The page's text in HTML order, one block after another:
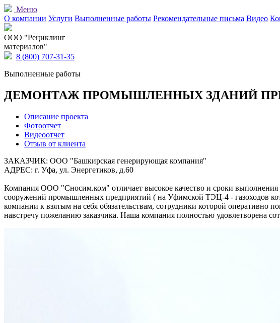
Меню
О компании Услуги Выполненные работы Рекомендательные письма Видео
OOO "Рециклинг
материалов"
8 (800) 707-31-35
Выполненные работы
ДЕМОНТАЖ ПРОМЫШЛЕННЫХ ЗДАНИЙ
Описание проекта
Фотоотчет
Видеоотчет
Отзыв от клиента
ЗАКАЗЧИК: ООО "Башкирская генерирующая компания"
АДРЕС: г. Уфа, ул. Энергетиков, д.60
Компания ООО "Сносим.ком" отличает высокое качество и сроки выполнения
сооружений промышленных предприятий ( на Уфимской ТЭЦ-4 - газоходов
компании к взятым на себя обязательствам, сотрудники которой
навстречу пожеланию заказчика. Наша компания полностью удовлетворена